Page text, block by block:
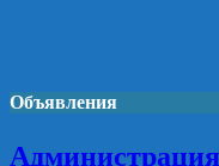
Объявления